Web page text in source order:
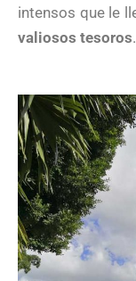
intensos que le
valiosos tesoros.